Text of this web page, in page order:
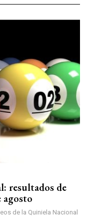
resultados de
agosto
de la Quiniela Nacional